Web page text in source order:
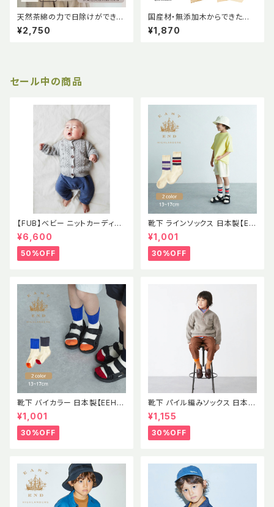
天然茶綿の力で日除けができる
ふんわりアームカバー ≪天衣無
縫≫
¥2,750
国産材・無添加木からできた経
木らっぷ 【短型】100枚入り Qu
antoBasta クアントバスタ 国
¥1,870
セール中の商品
【FUB】べビー ニットカーディガ
ン ポンポン ポップコーン セー
ター ラムウール エコテックス認
証 2021AWBABY LAMBWOO
L CARDIGAN GRAY MELAN
¥6,600
50%OFF
靴下 ラインソックス 日本製【EE
H】イーストエンドハイランダー
ズ
¥1,001
30%OFF
靴下 バイカラー 日本製【EEH】
SS パイル素材 ソックス イース
トエンドハイランダーズ
¥1,001
30%OFF
靴下 パイル編みソックス 日本製
【EEH】 AW
¥1,155
30%OFF